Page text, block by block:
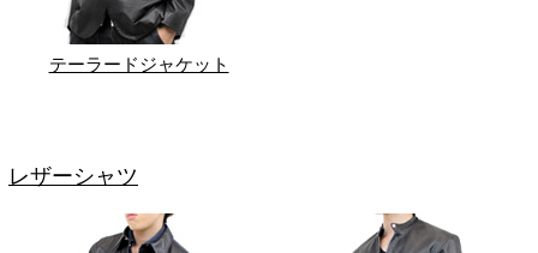
テーラードジャケット
レザーシャツ